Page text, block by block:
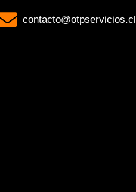
contacto@otpservicios.cl